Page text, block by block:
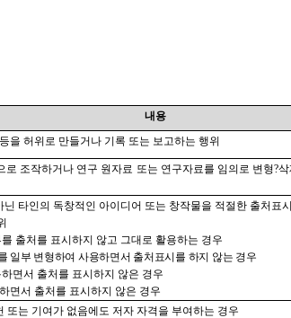
내용
을 허위로 만들거나 기록 또는 보고하는 행위
로 조작하거나 연구 원자료 또는 연구자료를 임의로 변형?삭
타인의 독창적인 아이디어 또는 창작물을 적절한 출처표
출처를 표시하지 않고 그대로 활용하는 경우
일부 변형하여 사용하면서 출처표시를 하지 않는 경우
면서 출처를 표시하지 않은 경우
면서 출처를 표시하지 않은 경우
또는 기여가 없음에도 저자 자격을 부여하는 경우